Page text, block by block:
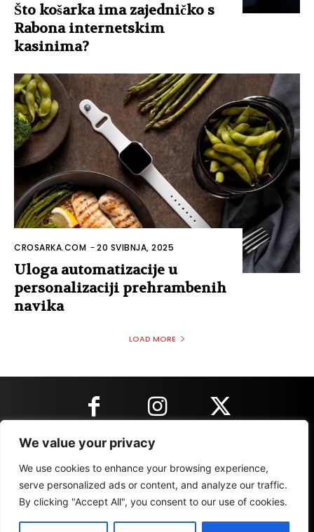
We value your privacy
We use cookies to enhance your browsing experience,
serve personalized ads or content, and analyze our traffic.
By clicking "Accept All", you consent to our use of cookies.
Što košarka ima zajedničko s
Rabona internetskim
kasinima?
CROSARKA.COM -20 SVIBNJA, 2025
Uloga automatizacije u
personalizaciji prehrambenih
navika
LOAD MORE
KONTAKT INFORMACIJE
IMPRESSUM MARKETING REZULTATI